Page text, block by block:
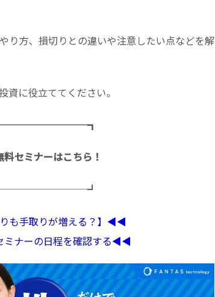
り方、損切りとの違いや注意したい点などを解
に役立ててください。
セミナーはこちら！
も手取りが増える？】◀︎◀︎
ナーの日程を確認する◀︎◀︎